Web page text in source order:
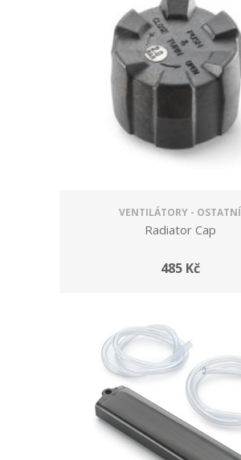
VENTILÁTORY - OSTATNÍ
Radiator Cap
485 Kč